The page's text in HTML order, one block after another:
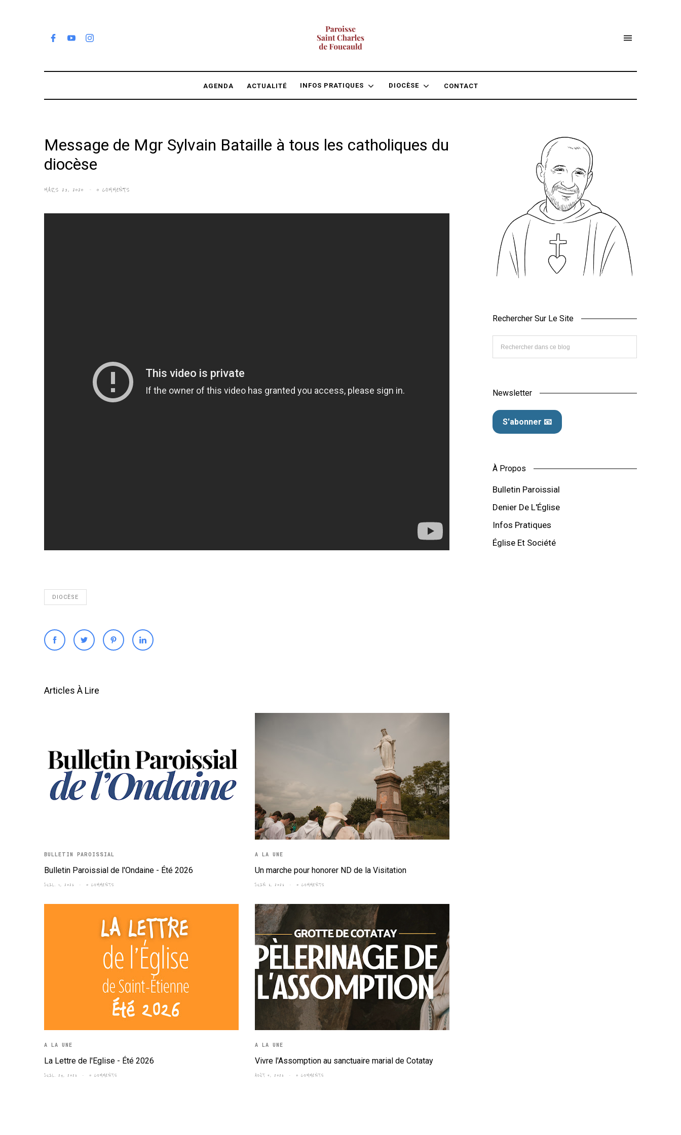
AGENDA ACTUALITÉ INFOS PRATIQUES DIOCÈSE CONTACT
Message de Mgr Sylvain Bataille à tous les catholiques du
diocèse
MARS 23, 2020 0 COMMENTS
DIOCÈSE
Articles À Lire
BULLETIN PAROISSIAL
Bulletin Paroissial de l'Ondaine - Été 2026
JUIL. 1, 2026 0 COMMENTS
A LA UNE
Un marche pour honorer ND de la Visitation
JUIN 6, 2026 0 COMMENTS
A LA UNE
La Lettre de l'Eglise - Été 2026
JUIL. 24, 2026 0 COMMENTS
A LA UNE
Vivre l'Assomption au sanctuaire marial de Cotatay
AOÛT 5, 2026 0 COMMENTS
Rechercher Sur Le Site
Newsletter
S'abonner 📧
À Propos
Bulletin Paroissial
Denier De L'Église
Infos Pratiques
Église Et Société